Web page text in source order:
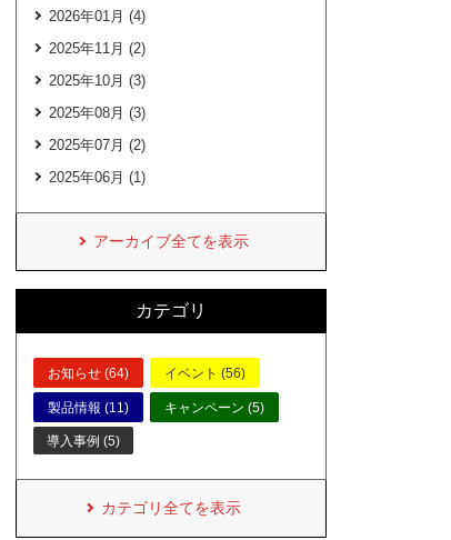
2026年01月 (4)
2025年11月 (2)
2025年10月 (3)
2025年08月 (3)
2025年07月 (2)
2025年06月 (1)
アーカイブ全てを表示
カテゴリ
お知らせ (64) イベント (56)
製品情報 (11) キャンペーン (5)
導入事例 (5)
カテゴリ全てを表示